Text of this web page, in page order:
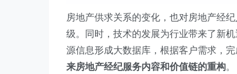
房地产供求关系的变化，也对房地产经
级。同时，技术的发展为行业带来了新
源信息形成大数据库，根据客户需求，
来房地产经纪服务内容和价值链的重构。